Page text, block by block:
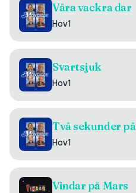
Våra vackra dar
Hov1
Svartsjuk
Hov1
Två sekunder
Hov1
Vindar på Mars